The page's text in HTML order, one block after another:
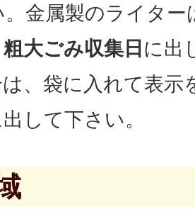
金属製のライター
大ごみ収集日 に出
、袋に入れて表示
して下さい。